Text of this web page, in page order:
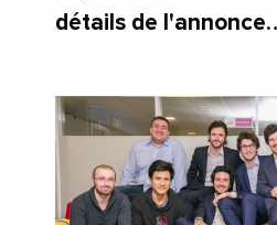
détails de